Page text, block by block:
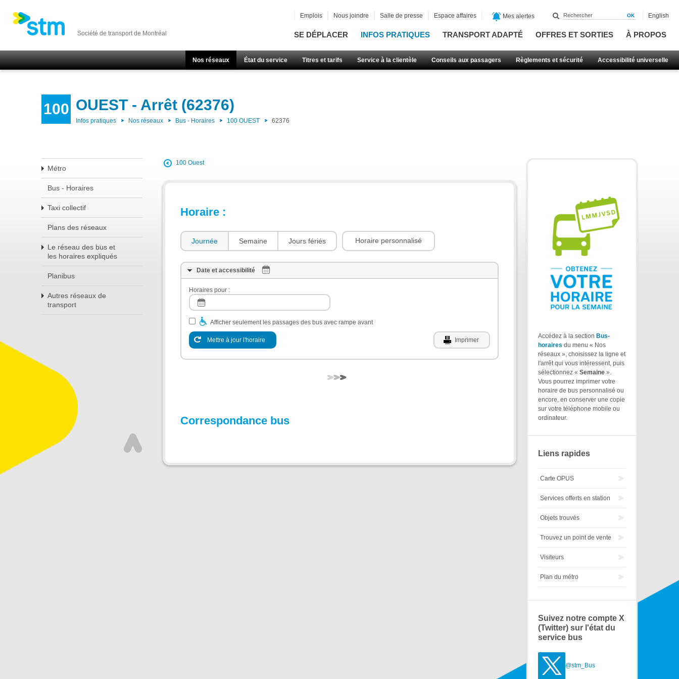
Société de transport de Montréal SE DÉPLACER INFOS PRATIQUES TRANSPORT ADAPTÉ OFFRES ET SORTIES À PROPOS
Nos réseaux État du service Titres et tarifs Service à la clientèle Conseils aux passagers Règlements et sécurité Accessibilité universelle
Emplois Nous joindre Salle de presse Espace affaires Mes alertes English
100 OUEST - Arrêt (62376)
Infos pratiques Nos réseaux Bus - Horaires 100 OUEST 62376
Métro
Bus - Horaires
Taxi collectif
Plans des réseaux
Le réseau des bus et
les horaires expliqués
Planibus
Autres réseaux de
transport
100 Ouest
Horaire :
Journée Semaine Jours fériés Horaire personnalisé
Date et accessibilité
Horaires pour :
Afficher seulement les passages des bus avec rampe avant
Mettre à jour l'horaire Imprimer
Correspondance bus
Accédez à la section Bus-
horaires du menu « Nos
réseaux », choisissez la ligne et
l'arrêt qui vous intéressent, puis
sélectionnez « Semaine ».
Vous pourrez imprimer votre
horaire de bus personnalisé ou
encore, en conserver une copie
sur votre téléphone mobile ou
ordinateur.
Liens rapides
Carte OPUS
Services offerts en station
Objets trouvés
Trouvez un point de vente
Visiteurs
Plan du métro
Suivez notre compte X
(Twitter) sur l'état du
service bus
@stm_Bus